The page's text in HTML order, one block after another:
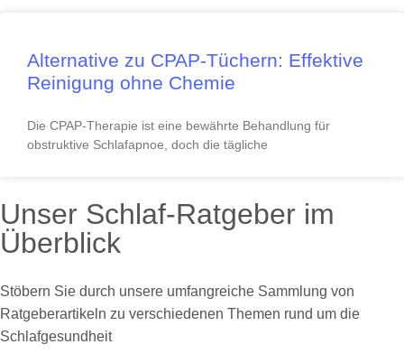
Alternative zu CPAP-Tüchern: Effektive
Reinigung ohne Chemie
Die CPAP-Therapie ist eine bewährte Behandlung für
obstruktive Schlafapnoe, doch die tägliche
Unser Schlaf-Ratgeber im
Überblick
Stöbern Sie durch unsere umfangreiche Sammlung von
Ratgeberartikeln zu verschiedenen Themen rund um die
Schlafgesundheit